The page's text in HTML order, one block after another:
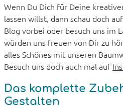
Wenn Du Dich für Deine
lassen willst, dann schau doch
Blog vorbei oder besuch uns im
würden uns freuen von Dir zu
alles Schönes mit unseren
Besuch uns doch auch mal auf
Das komplette
Gestalten